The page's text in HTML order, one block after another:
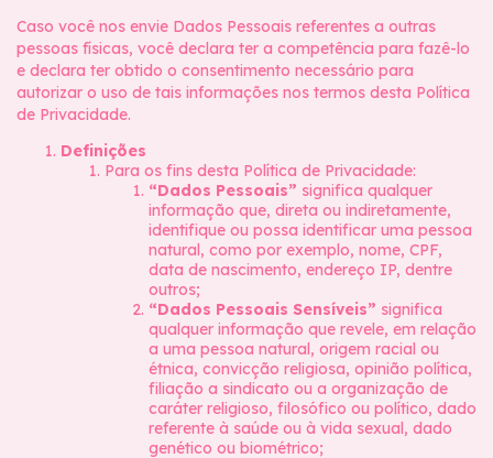
Caso você nos envie Dados Pessoais referentes a outras
pessoas físicas, você declara ter a competência para fazê-lo
e declara ter obtido o consentimento necessário para
autorizar o uso de tais informações nos termos desta Política
de Privacidade.
Definições
Para os fins desta Política de Privacidade:
“Dados Pessoais” significa qualquer
informação que, direta ou indiretamente,
identifique ou possa identificar uma pessoa
natural, como por exemplo, nome, CPF,
data de nascimento, endereço IP, dentre
outros;
“Dados Pessoais Sensíveis” significa
qualquer informação que revele, em relação
a uma pessoa natural, origem racial ou
étnica, convicção religiosa, opinião política,
filiação a sindicato ou a organização de
caráter religioso, filosófico ou político, dado
referente à saúde ou à vida sexual, dado
genético ou biométrico;